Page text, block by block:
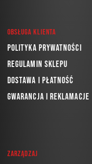
Obsługa klienta
Polityka prywatności
Regulamin sklepu
Dostawa i płatność
Gwarancja i reklamacje
Zarządzaj